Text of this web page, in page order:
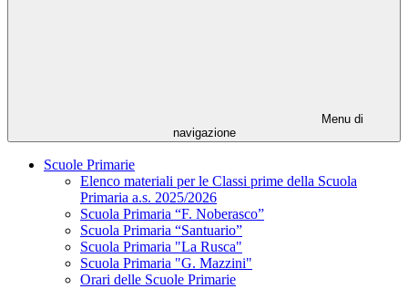
Menu di
navigazione
Scuole Primarie
Elenco materiali per le Classi prime della Scuola
Primaria a.s. 2025/2026
Scuola Primaria “F. Noberasco”
Scuola Primaria “Santuario”
Scuola Primaria "La Rusca"
Scuola Primaria "G. Mazzini"
Orari delle Scuole Primarie